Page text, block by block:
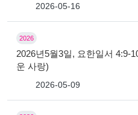
2026-05-16
2026
2026년5월3일, 요한일서 4:9-
운 사랑)
2026-05-09